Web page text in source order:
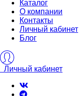
Каталог
О компании
Контакты
Личный кабинет
Блог
Личный кабинет